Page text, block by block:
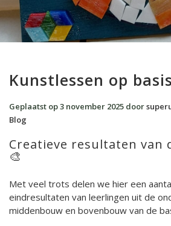
Kunstlessen op
Geplaatst op3 november 2025 door
Blog
Creatieve resultaten van
🎨
Met veel trots delen we hier een
eindresultaten van leerlingen uit de
middenbouw en bovenbouw van de